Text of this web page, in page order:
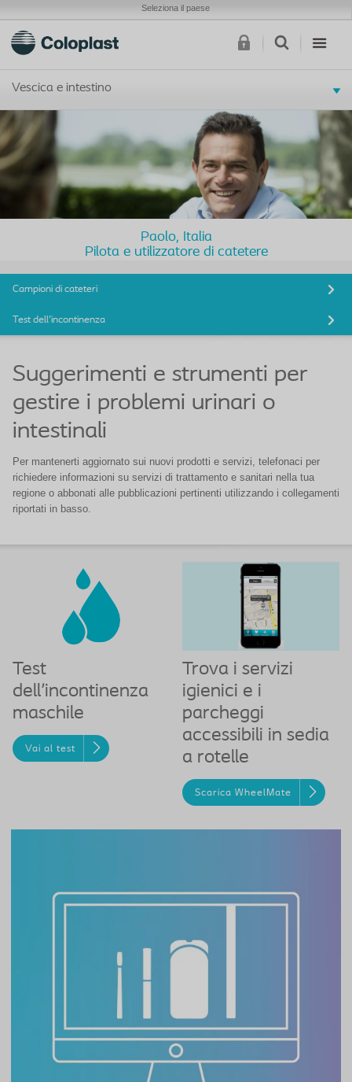
Seleziona il paese
Vescica e intestino
Paolo, Italia
Pilota e utilizzatore di catetere
Campioni di cateteri
Test dell'incontinenza
Suggerimenti e strumenti per
gestire i problemi urinari o
intestinali
Per mantenerti aggiornato sui nuovi prodotti e servizi, telefonaci per
richiedere informazioni su servizi di trattamento e sanitari nella tua
regione o abbonati alle pubblicazioni pertinenti utilizzando i collegamenti
riportati in basso.
Test
dell'incontinenza
maschile
Vai al test
Trova i servizi
igienici e i
parcheggi
accessibili in sedia
a rotelle
Scarica WheelMate